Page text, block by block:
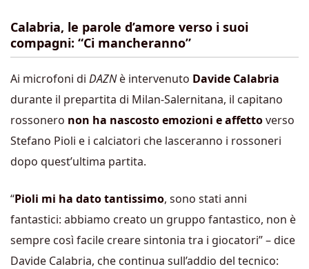
Calabria, le parole d’amore verso i suoi
compagni: “Ci mancheranno”
Ai microfoni di DAZNè intervenuto Davide Calabria
durante il prepartita di Milan-Salernitana, il capitano
rossonero non ha nascosto emozioni e affettoverso
Stefano Pioli e i calciatori che lasceranno i rossoneri
dopo quest’ultima partita.
“Pioli mi ha dato tantissimo, sono stati anni
fantastici: abbiamo creato un gruppo fantastico, non è
sempre così facile creare sintonia tra i giocatori” – dice
Davide Calabria, che continua sull’addio del tecnico: